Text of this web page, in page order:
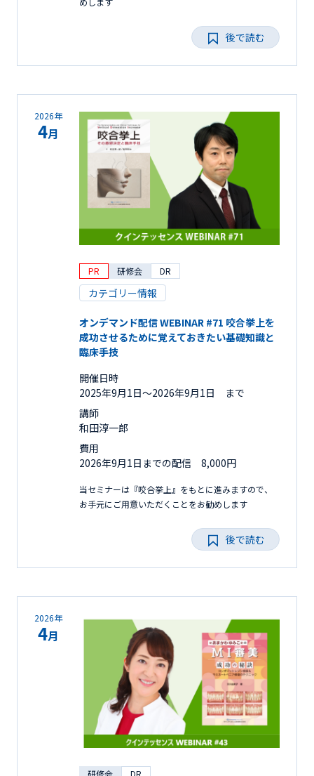
後で読む
2026年
4月
PR 研修会 DR
カテゴリー情報
オンデマンド配信 WEBINAR #71 咬合挙上を
成功させるために覚えておきたい基礎知識と
臨床手技
開催日時
2025年9月1日〜2026年9月1日 まで
講師
和田淳一郎
費用
2026年9月1日までの配信 8,000円
当セミナーは『咬合挙上』をもとに進みますので、
お手元にご用意いただくことをお勧めします
後で読む
2026年
4月
研修会 DR